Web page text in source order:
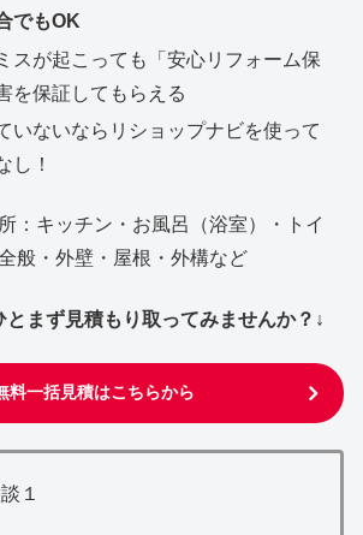
でもOK
スが起こっても「安心リフォーム保
を保証してもらえる
いないならリショップナビを使って
し！
：キッチン・お風呂（浴室）・トイ
般・外壁・屋根・外構など
とまず見積もり取ってみませんか？↓
料一括見積はこちらから
１